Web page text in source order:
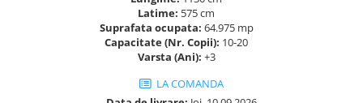
Ghivece din beton
Stalpi / bolarzi de delimitare
Latime: 575 cm
Suprafata ocupata: 64.975 mp
Capacitate (Nr. Copii): 10-20
Varsta (Ani): +3
LA COMANDA